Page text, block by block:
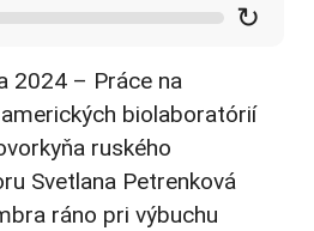
↻
2024 – Práce na
biolaboratórií
ruského
Svetlana Petrenková
ráno pri výbuchu